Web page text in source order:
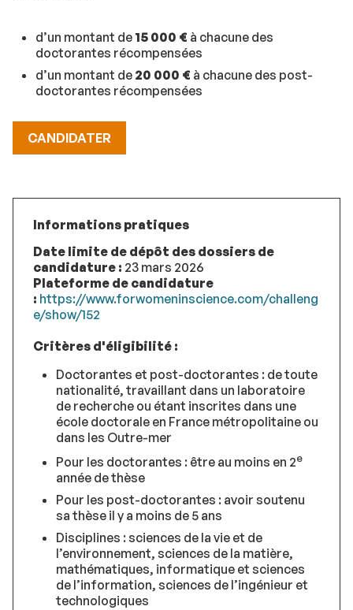
d’un montant de 15 000 € à chacune des
doctorantes récompensées
d’un montant de20 000 € à chacune des post-
doctorantes récompensées
CANDIDATER
Informations pratiques
Date limite de dépôt des dossiers de
candidature : 23 mars 2026
Plateforme de candidature
: https://www.forwomeninscience.com/challeng
e/show/152
Critères d'éligibilité :
Doctorantes et post-doctorantes : de toute
nationalité, travaillant dans un laboratoire
de recherche ou étant inscrites dans une
école doctorale en France métropolitaine ou
dans les Outre-mer
Pour les doctorantes : être au moins en 2e
année de thèse
Pour les post-doctorantes : avoir soutenu
sa thèse il y a moins de 5 ans
Disciplines : sciences de la vie et de
l’environnement, sciences de la matière,
mathématiques, informatique et sciences
de l’information, sciences de l’ingénieur et
technologiques